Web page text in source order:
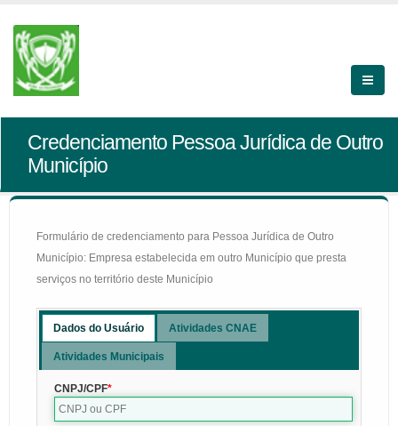
Credenciamento Pessoa Jurídica de Outro
Município
Formulário de credenciamento para Pessoa Jurídica de Outro
Município: Empresa estabelecida em outro Município que presta
serviços no território deste Município
Dados do Usuário Atividades CNAE
Atividades Municipais
CNPJ/CPF